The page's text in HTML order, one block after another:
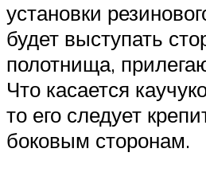
установки
будет выступать
полотнища,
Что касается
то его следует
боковым сторонам.